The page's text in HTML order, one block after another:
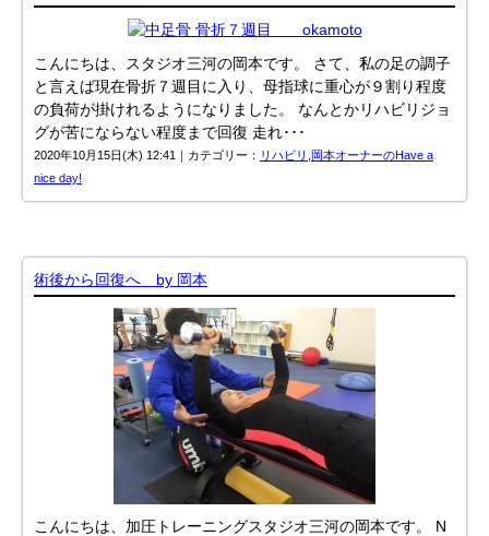
こんにちは、スタジオ三河の岡本です。 さて、私の足の調子
と言えば現在骨折７週目に入り、母指球に重心が９割り程度
の負荷が掛けれるようになりました。 なんとかリハビリジョ
グが苦にならない程度まで回復 走れ･･･
2020年10月15日(木) 12:41｜カテゴリー： リハビリ 岡本オーナーのHave a
nice day!
術後から回復へ by 岡本
こんにちは、加圧トレーニングスタジオ三河の岡本です。 N